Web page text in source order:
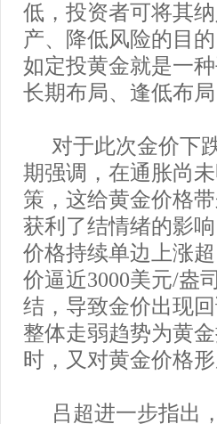
低，投资者可将其
产、降低风险的目
如定投黄金就是一
长期布局、逢低布局
对于此次金价下
期强调，在通胀尚
策，这给黄金价格
获利了结情绪的影
价格持续单边上涨
价逼近3000美元/盎
结，导致金价出现
整体走弱趋势为黄
时，又对黄金价格形
吕超进一步指出